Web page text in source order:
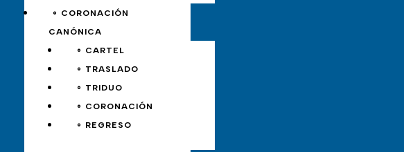
∘ CORONACIÓN
CANÓNICA
∘ CARTEL
∘ TRASLADO
∘ TRIDUO
∘ CORONACIÓN
∘ REGRESO